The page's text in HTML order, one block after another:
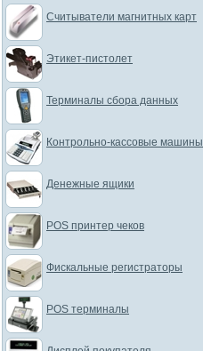
Считыватели магнитных карт
Этикет-пистолет
Терминалы сбора данных
Контрольно-кассовые машины
Денежные ящики
POS принтер чеков
Фискальные регистраторы
POS терминалы